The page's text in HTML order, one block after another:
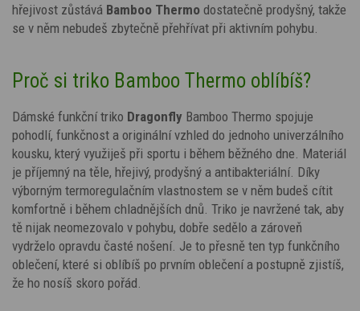
hřejivost zůstává Bamboo Thermo dostatečně prodyšný, takže
se v něm nebudeš zbytečně přehřívat při aktivním pohybu.
Proč si triko Bamboo Thermo oblíbíš?
Dámské funkční triko Dragonfly Bamboo Thermo spojuje
pohodlí, funkčnost a originální vzhled do jednoho univerzálního
kousku, který využiješ při sportu i během běžného dne. Materiál
je příjemný na těle, hřejivý, prodyšný a antibakteriální. Díky
výborným termoregulačním vlastnostem se v něm budeš cítit
komfortně i během chladnějších dnů. Triko je navržené tak, aby
tě nijak neomezovalo v pohybu, dobře sedělo a zároveň
vydrželo opravdu časté nošení. Je to přesně ten typ funkčního
oblečení, které si oblíbíš po prvním oblečení a postupně zjistíš,
že ho nosíš skoro pořád.